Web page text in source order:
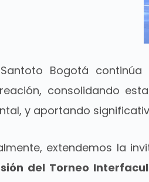
Bogotá
consolidando
y aportando
extendemos la
del Torneo